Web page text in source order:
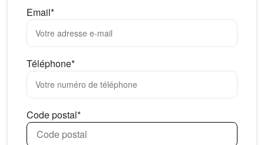
Email*
Téléphone*
Code postal*